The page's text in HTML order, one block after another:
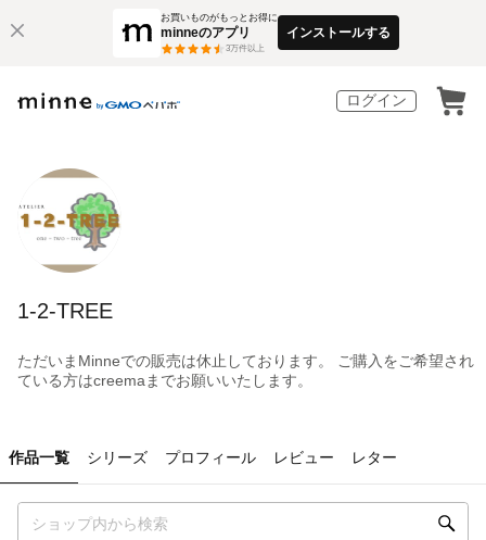
お買いものがもっとお得に
minneのアプリ
3万件以上
インストールする
ログイン
1-2-TREE
ただいまMinneでの販売は休止しております。 ご購入をご希望され
ている方はcreemaまでお願いいたします。
作品一覧 シリーズ プロフィール レビュー レター